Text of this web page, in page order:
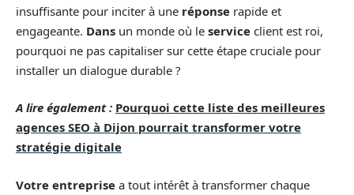
insuffisante pour inciter à une réponse rapide et
engageante. Dans un monde où le service client est roi,
pourquoi ne pas capitaliser sur cette étape cruciale pour
installer un dialogue durable ?
A lire également : Pourquoi cette liste des meilleures
agences SEO à Dijon pourrait transformer votre
stratégie digitale
Votre entreprise a tout intérêt à transformer chaque